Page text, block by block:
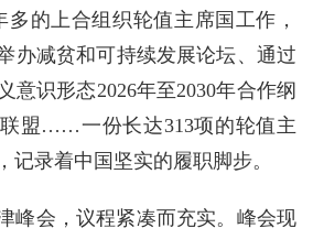
多的上合组织轮值主席国工作，
办减贫和可持续发展论坛、通过
意识形态2026年至2030年合作纲
盟……一份长达313项的轮值主
记录着中国坚实的履职脚步。
峰会，议程紧凑而充实。峰会现